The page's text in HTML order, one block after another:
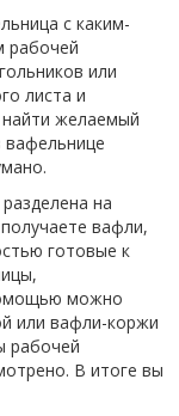
с каким-
рабочей
или
листа и
желаемый
вафельнице
на
вафли,
готовые к
можно
или вафли-коржи
рабочей
В итоге вы